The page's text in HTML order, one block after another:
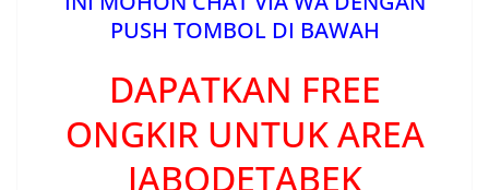
PUSH TOMBOL DI BAWAH
DAPATKAN FREE
ONGKIR UNTUK AREA
JABODETABEK